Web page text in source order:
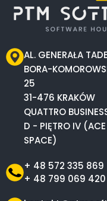
AL. GENERAŁA
BORA-
25
31-476 KRAKÓW
QUATTRO
D - PIĘTRO IV
SPACE)
+ 48 572 335 869
+ 48 799 069 420